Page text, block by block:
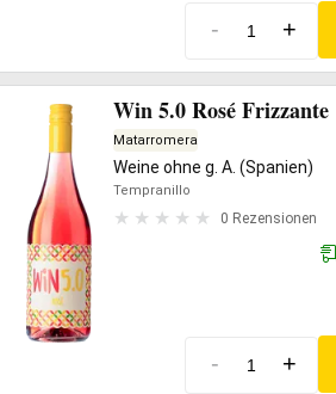
- +
Win 5.0 Rosé Frizzante
Matarromera
Weine ohne g. A. (Spanien)
Tempranillo
0 Rezensionen
- +